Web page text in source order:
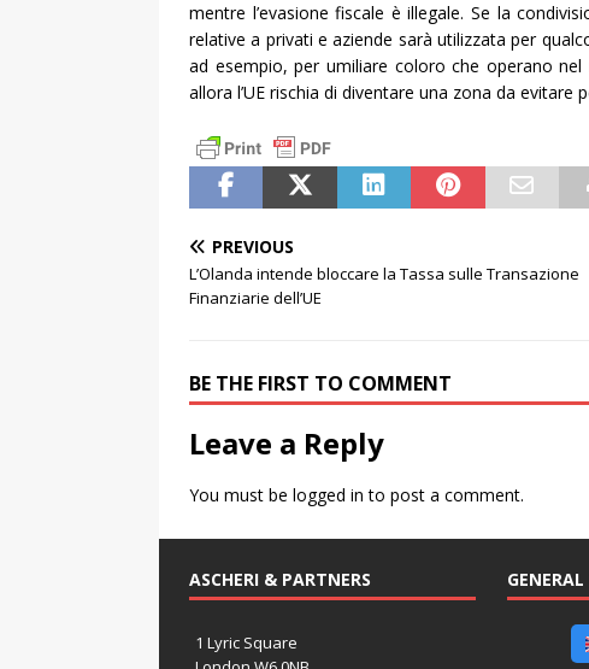
mentre l’evasione fiscale è illegale. Se la
relative a privati e aziende sarà utilizzata per
ad esempio, per umiliare coloro che operano
allora l’UE rischia di diventare una zona da evitare
PREVIOUS
L’Olanda intende bloccare la Tassa sulle Transazione
Finanziarie dell’UE
BE THE FIRST TO COMMENT
Leave a Reply
You must be logged in to post a comment.
ASCHERI & PARTNERS
1 Lyric Square